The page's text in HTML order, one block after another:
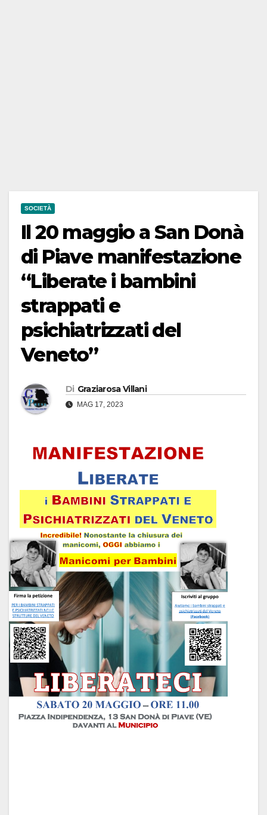
SOCIETÀ
Il 20 maggio a San Donà
di Piave manifestazione
“Liberate i bambini
strappati e
psichiatrizzati del
Veneto”
Di Graziarosa Villani
MAG 17, 2023